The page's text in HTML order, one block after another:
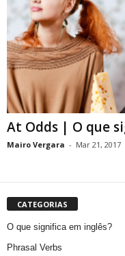
At Odds | O que
Mairo Vergara - Mar 21, 2017
CATEGORIAS
O que significa em inglês?
Phrasal Verbs